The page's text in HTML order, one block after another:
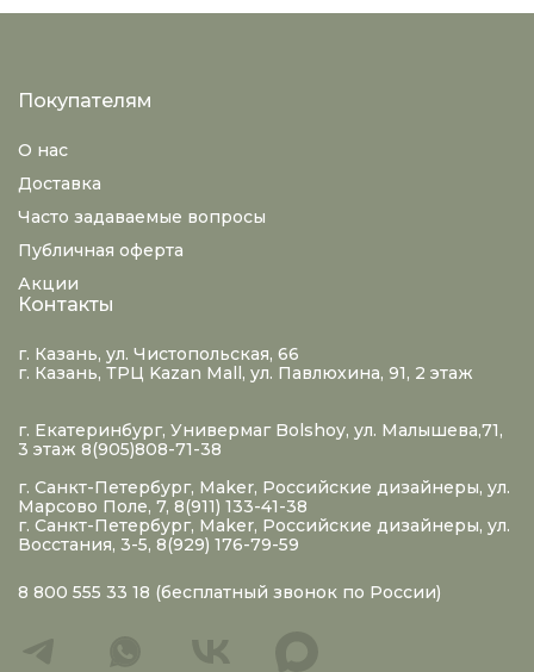
Покупателям
О нас
Доставка
Часто задаваемые вопросы
Публичная оферта
Акции
Контакты
г. Казань, ул. Чистопольская, 66
г. Казань, ТРЦ Kazan Mall, ул. Павлюхина, 91, 2 этаж
г. Екатеринбург, Универмаг Bolshoy, ул. Малышева,71,
3 этаж 8(905)808-71-38
г. Санкт-Петербург, Maker, Российские дизайнеры, ул.
Марсово Поле, 7, 8(911) 133-41-38
г. Санкт-Петербург, Maker, Российские дизайнеры, ул.
Восстания, 3-5, 8(929) 176-79-59
8 800 555 33 18 (бесплатный звонок по России)